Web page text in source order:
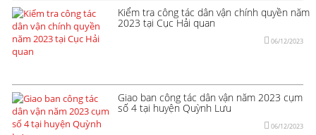
Kiểm tra công tác dân vận chính quyền năm
2023 tại Cục Hải quan
06/12/2023
Giao ban công tác dân vận năm 2023 cụm
số 4 tại huyện Quỳnh Lưu
06/12/2023